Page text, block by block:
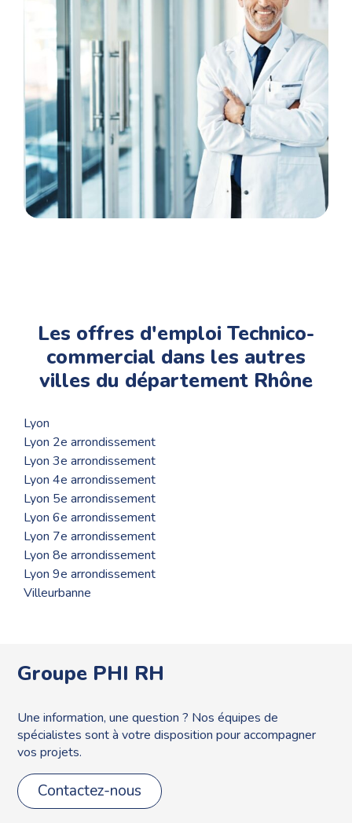
varient en fonction des postes et Phi RH vous
accompagne tout au long de votre parcours
de votre candidature à l’annonce jusqu’à votre
prise de poste..
Les offres d'emploi Technico-
commercial dans les autres
villes du département Rhône
Lyon
Lyon 2e arrondissement
Lyon 3e arrondissement
Lyon 4e arrondissement
Lyon 5e arrondissement
Lyon 6e arrondissement
Lyon 7e arrondissement
Lyon 8e arrondissement
Lyon 9e arrondissement
Villeurbanne
Groupe PHI RH
Une information, une question ? Nos équipes de
spécialistes sont à votre disposition pour accompagner
vos projets.
Contactez-nous